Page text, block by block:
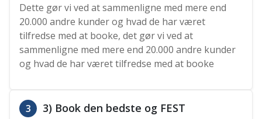
Dette gør vi ved at sammenligne med mere end
20.000 andre kunder og hvad de har været
tilfredse med at booke, det gør vi ved at
sammenligne med mere end 20.000 andre kunder
og hvad de har været tilfredse med at booke
3 3) Book den bedste og FEST